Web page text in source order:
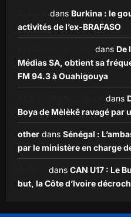
dans Burkina : le
activités de l’ex-BRAFASO
dans De
Médias SA, obtient sa
FM 94.3 à Ouahigouya
dans
Boya de Mèlèkê ravagé par
other dans Sénégal :
par le ministère en charge
dans CAN U17 : Le
but, la Côte d’Ivoire